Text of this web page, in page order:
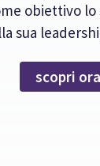
obiettivo
sua
scopri ora